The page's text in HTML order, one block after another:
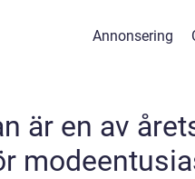
Annonsering
är en av